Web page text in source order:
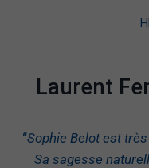
Laurent
“Sophie Belot est
Sa sagesse